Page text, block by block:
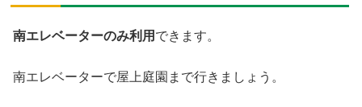
南エレベーターのみ利用 できます。
南エレベーターで屋上庭園まで行きましょう。